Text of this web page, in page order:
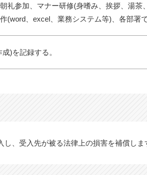
礼参加、マナー研修(身嗜み、挨拶、湯茶
(word、excel、業務システム等)、各部署
)を記録する。
、受入先が被る法律上の損害を補償しま